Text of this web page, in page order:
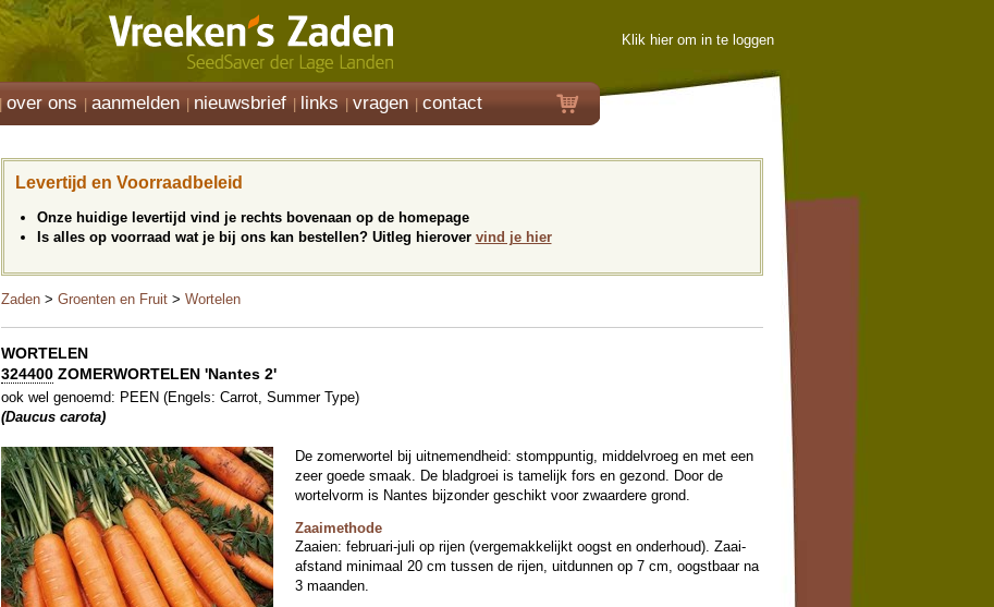
Klik hier om in te loggen
over ons aanmelden nieuwsbrief links vragen contact
Levertijd en Voorraadbeleid
Onze huidige levertijd vind je rechts bovenaan op de homepage
Is alles op voorraad wat je bij ons kan bestellen? Uitleg hierover vind je hier
Zaden > Groenten en Fruit > Wortelen
WORTELEN
324400 ZOMERWORTELEN 'Nantes 2'
ook wel genoemd: PEEN (Engels: Carrot, Summer Type)
(Daucus carota)
De zomerwortel bij uitnemendheid: stomppuntig, middelvroeg en met een
zeer goede smaak. De bladgroei is tamelijk fors en gezond. Door de
wortelvorm is Nantes bijzonder geschikt voor zwaardere grond.
Zaaimethode
Zaaien: februari-juli op rijen (vergemakkelijkt oogst en onderhoud). Zaai-
afstand minimaal 20 cm tussen de rijen, uitdunnen op 7 cm, oogstbaar na
3 maanden.